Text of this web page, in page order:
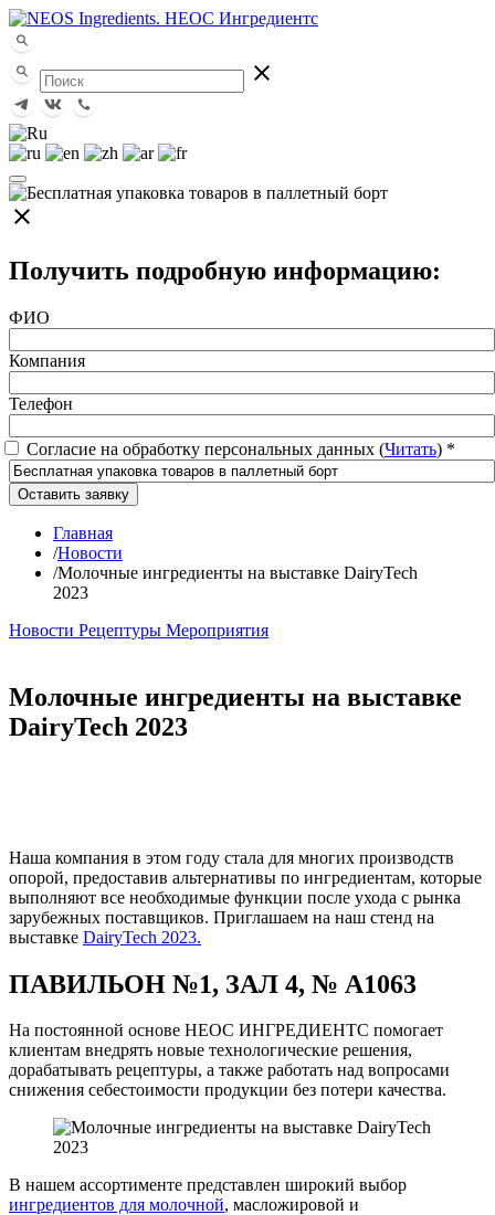
close
close
Получить подробную информацию:
ФИО
Компания
Телефон
Согласие на обработку персональных данных (Читать) *
Оставить заявку
Главная
/Новости
/Молочные ингредиенты на выставке DairyTech
2023
Новости Рецептуры Мероприятия
Молочные ингредиенты на выставке
DairyTech 2023
Наша компания в этом году стала для многих производств
опорой, предоставив альтернативы по ингредиентам, которые
выполняют все необходимые функции после ухода с рынка
зарубежных поставщиков. Приглашаем на наш стенд на
выставке DairyTech 2023.
ПАВИЛЬОН №1, ЗАЛ 4, № A1063
На постоянной основе НЕОС ИНГРЕДИЕНТС помогает
клиентам внедрять новые технологические решения,
дорабатывать рецептуры, а также работать над вопросами
снижения себестоимости продукции без потери качества.
В нашем ассортименте представлен широкий выбор
ингредиентов для молочной, масложировой и